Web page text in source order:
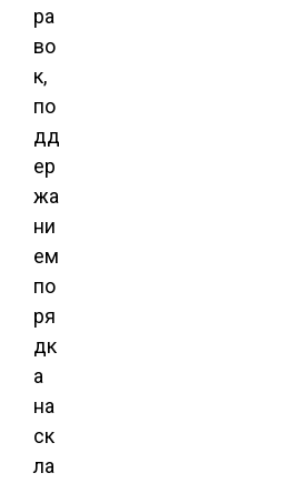
ра
во
к,
по
дд
ер
жа
ни
ем
по
ря
дк
а
на
ск
ла